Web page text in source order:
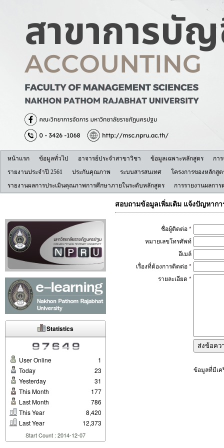
หน้าแรก ข้อมูลทั่วไป อาจารย์ประจำสาขาวิชา ข้อมูลเฉพาะหลักสูตร
กา
รายงานประจำปี 2561
ประกันคุณภาพ ระบบสารสนเทศ
โครงการของหลักสูต
รายงานผลการประเมินคุณภาพการศึกษาภายในระดับหลักสูตร
การรายงานผลกา
Statistics
User Online
1
Today
23
Yesterday
31
This Month
177
Last Month
786
This Year
8,420
Last Year
12,373
Start Count : 2014-12-07
สอบถามข้อมูลเพิ่มเติม แจ้งปัญหาก
ชื่อผู้ติดต่อ*
หมายเลขโทรศัพท์
อีเมล์
เรื่องที่ต้องการติดต่อ*
รายละเอียด *
ข้อมูลที่มีเ